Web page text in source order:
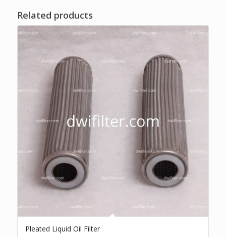
Related products
Pleated Liquid Oil Filter